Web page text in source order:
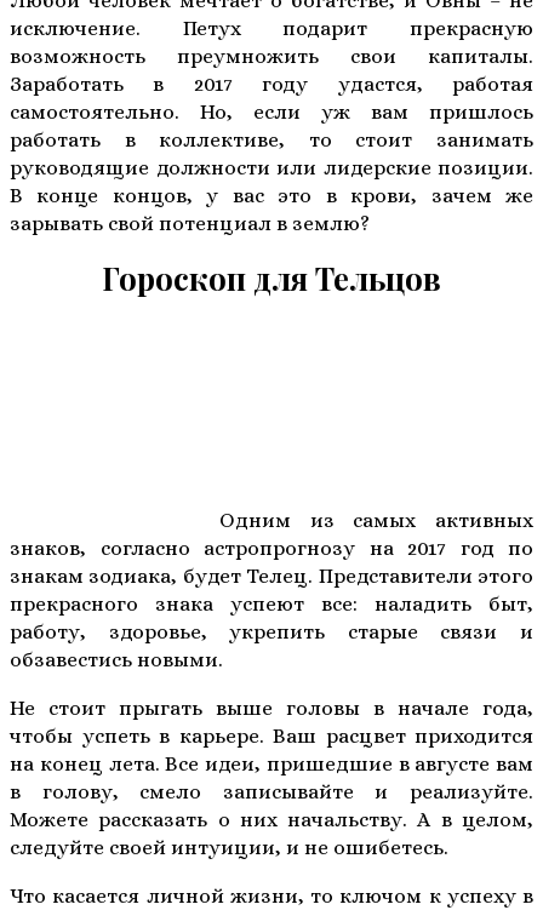
исключение. Петух подарит прекрасную
возможность преумножить свои капиталы.
Заработать в 2017 году удастся, работая
самостоятельно. Но, если уж вам пришлось
работать в коллективе, то стоит занимать
руководящие должности или лидерские позиции.
В конце концов, у вас это в крови, зачем же
зарывать свой потенциал в землю?
Гороскоп для Тельцов
Одним из самых активных
знаков, согласно астропрогнозу на 2017 год по
знакам зодиака, будет Телец. Представители этого
прекрасного знака успеют все: наладить быт,
работу, здоровье, укрепить старые связи и
обзавестись новыми.
Не стоит прыгать выше головы в начале года,
чтобы успеть в карьере. Ваш расцвет приходится
на конец лета. Все идеи, пришедшие в августе вам
в голову, смело записывайте и реализуйте.
Можете рассказать о них начальству. А в целом,
следуйте своей интуиции, и не ошибетесь.
Что касается личной жизни, то ключом к успеху в